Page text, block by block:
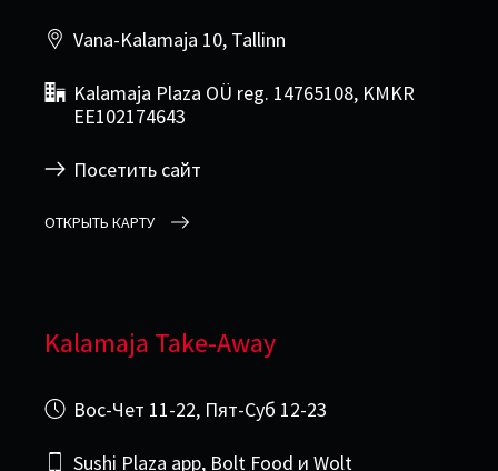
Vana-Kalamaja 10, Tallinn
Kalamaja Plaza OÜ reg. 14765108, KMKR
EE102174643
Посетить сайт
ОТКРЫТЬ КАРТУ
Kalamaja Take-Away
Вос-Чет 11-22, Пят-Суб 12-23
Sushi Plaza app, Bolt Food и Wolt